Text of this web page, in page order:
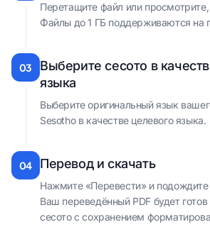
Перетащите файл или
Файлы до 1 ГБ поддерживаются на
03
Выберите сесото в
языка
Выберите оригинальный язык
Sesotho в качестве целевого языка.
04 Перевод и скачать
Нажмите «Перевести» и подождите
Ваш переведённый PDF будет
сесото с сохранением